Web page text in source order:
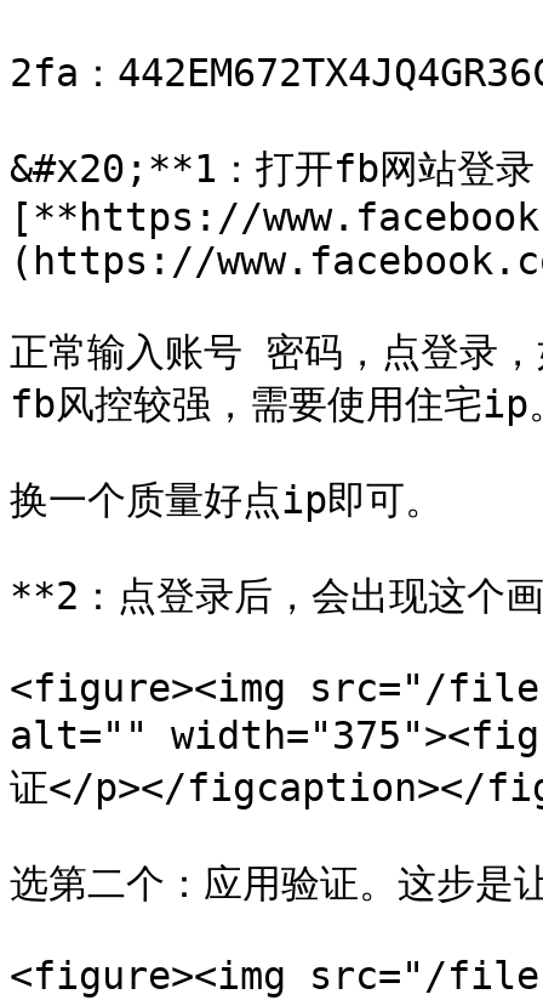
2fa：
&#x20;**1：打开fb网站登
[**https://
(https://
正常输入账号 密码，点登录
fb风控较强，需要使用住宅
换一个质量好点ip即可。
**2：点登录后，会出现这个
<figure><img src="/
alt=""
证</p></figcaption></
选第二个：应用验证。这步是
<figure><img src="/files/